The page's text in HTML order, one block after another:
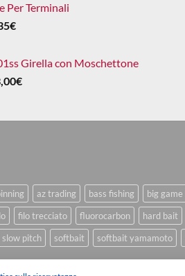
Per Terminali
€
Girella con Moschettone
€
az trading bass fishing big game
filo trecciato fluorocarbon hard bait
slow pitch softbait softbait yamamoto